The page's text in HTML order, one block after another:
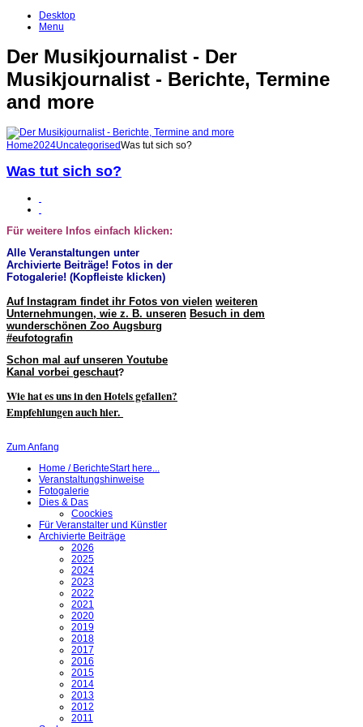
Desktop
Menu
Der Musikjournalist - Der
Musikjournalist - Berichte, Termine
and more
Home2024UncategorisedWas tut sich so?
Was tut sich so?
Für weitere Infos einfach klicken:
Alle Veranstaltungen unter
Archivierte Beiträge! Fotos in der
Fotogalerie! (Kopfleiste klicken)
Auf Instagram findet ihr Fotos von vielen weiteren
Unternehmungen, wie z. B. unseren Besuch in dem
wunderschönen Zoo Augsburg
#eufotografin
Schon mal auf unseren Youtube
Kanal vorbei geschaut?
Wie hat es uns in den Hotels gefallen?
Empfehlungen auch hier.
Zum Anfang
Home / BerichteStart here...
Veranstaltungshinweise
Fotogalerie
Dies & Das
Coockies
Für Veranstalter und Künstler
Archivierte Beiträge
2026
2025
2024
2023
2022
2021
2020
2019
2018
2017
2016
2015
2014
2013
2012
2011